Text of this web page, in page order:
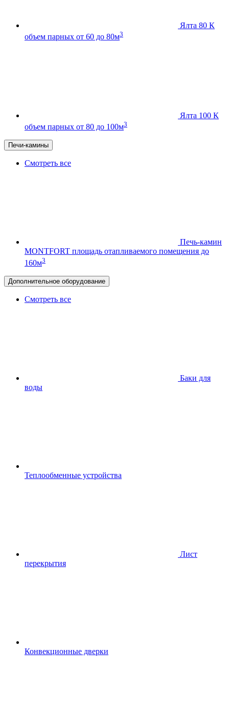
Ялта 80 К
объем парных от 60 до 80м3
Ялта 100 К
объем парных от 80 до 100м3
Печи-камины
Смотреть все
Печь-камин
MONTFORT площадь отапливаемого помещения до
160м3
Дополнительное оборудование
Смотреть все
Баки для
воды
Теплообменные устройства
Лист
перекрытия
Конвекционные дверки